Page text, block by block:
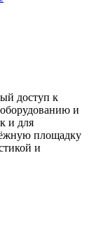
доступ к
и
и для
площадку
и